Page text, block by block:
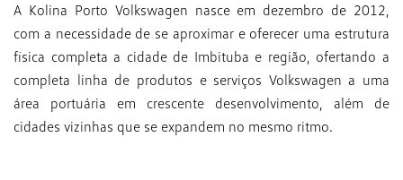
A Kolina Porto Volkswagen nasce em dezembro de 2012,
com a necessidade de se aproximar e oferecer uma estrutura
física completa a cidade de Imbituba e região, ofertando a
completa linha de produtos e serviços Volkswagen a uma
área portuária em crescente desenvolvimento, além de
cidades vizinhas que se expandem no mesmo ritmo.